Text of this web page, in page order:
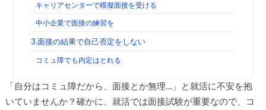
キャリアセンターで模擬面接を受ける
中小企業で面接の練習を
3.面接の結果で自己否定をしない
コミュ障でも内定はとれる
「自分はコミュ障だから、面接とか無理…」と就活に不安を抱
いていませんか？確かに、就活では面接試験が重要なので、コ